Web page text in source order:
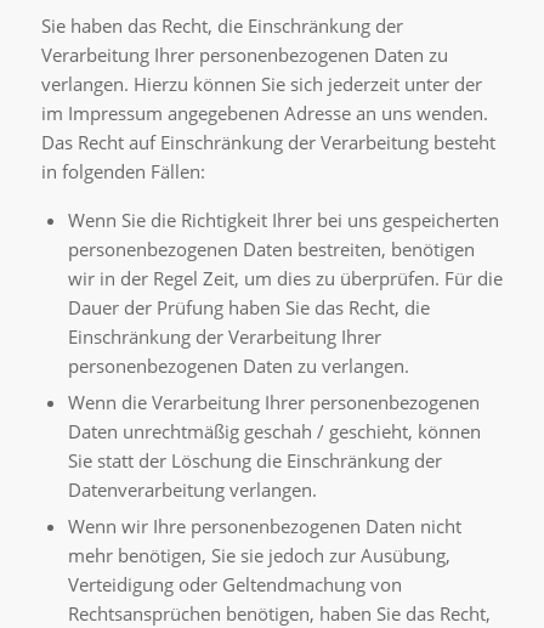
Sie haben das Recht, die Einschränkung der
Verarbeitung Ihrer personenbezogenen Daten zu
verlangen. Hierzu können Sie sich jederzeit unter der
im Impressum angegebenen Adresse an uns wenden.
Das Recht auf Einschränkung der Verarbeitung besteht
in folgenden Fällen:
Wenn Sie die Richtigkeit Ihrer bei uns gespeicherten
personenbezogenen Daten bestreiten, benötigen
wir in der Regel Zeit, um dies zu überprüfen. Für die
Dauer der Prüfung haben Sie das Recht, die
Einschränkung der Verarbeitung Ihrer
personenbezogenen Daten zu verlangen.
Wenn die Verarbeitung Ihrer personenbezogenen
Daten unrechtmäßig geschah / geschieht, können
Sie statt der Löschung die Einschränkung der
Datenverarbeitung verlangen.
Wenn wir Ihre personenbezogenen Daten nicht
mehr benötigen, Sie sie jedoch zur Ausübung,
Verteidigung oder Geltendmachung von
Rechtsansprüchen benötigen, haben Sie das Recht,